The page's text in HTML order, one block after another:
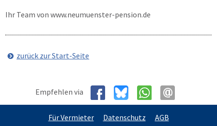
Ihr Team von www.neumuenster-pension.de
zurück zur Start-Seite
Empfehlen via
Für Vermieter Datenschutz AGB